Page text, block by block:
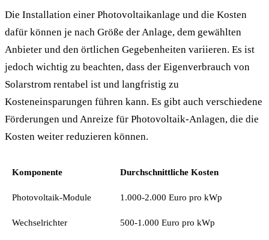
Die Installation einer Photovoltaikanlage und die Kosten
dafür können je nach Größe der Anlage, dem gewählten
Anbieter und den örtlichen Gegebenheiten variieren. Es ist
jedoch wichtig zu beachten, dass der Eigenverbrauch von
Solarstrom rentabel ist und langfristig zu
Kosteneinsparungen führen kann. Es gibt auch verschiedene
Förderungen und Anreize für Photovoltaik-Anlagen, die die
Kosten weiter reduzieren können.
Komponente Durchschnittliche Kosten
Photovoltaik-Module 1.000-2.000 Euro pro kWp
Wechselrichter 500-1.000 Euro pro kWp